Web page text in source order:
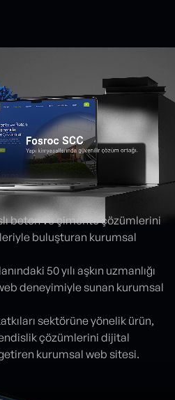
beton ve çimento çözümlerini
buluşturan kurumsal
50 yılı aşkın uzmanlığı
deneyimiyle sunan kurumsal
sektörüne yönelik ürün,
çözümlerini dijital
kurumsal web sitesi.